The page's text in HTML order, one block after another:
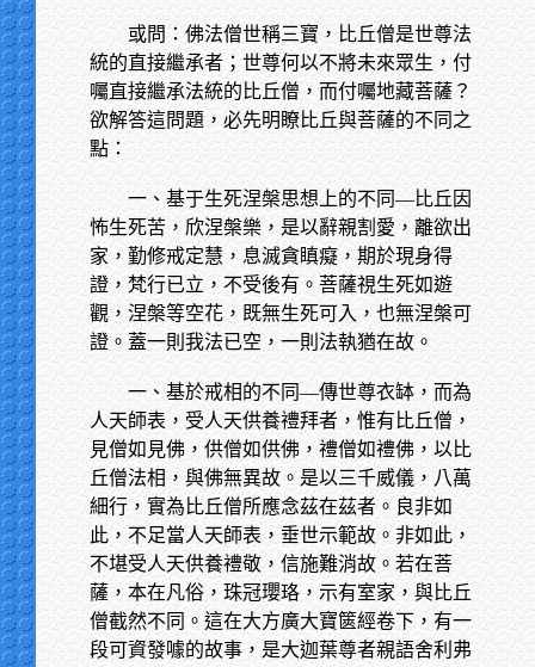
或問：佛法僧世稱三寶，比丘僧是世尊法
統的直接繼承者；世尊何以不將未來眾生，付
囑直接繼承法統的比丘僧，而付囑地藏菩薩？
欲解答這問題，必先明瞭比丘與菩薩的不同之
點：
一、基于生死涅槃思想上的不同—比丘因
怖生死苦，欣涅槃樂，是以辭親割愛，離欲出
家，勤修戒定慧，息滅貪瞋癡，期於現身得
證，梵行已立，不受後有。菩薩視生死如遊
觀，涅槃等空花，既無生死可入，也無涅槃可
證。蓋一則我法已空，一則法執猶在故。
一、基於戒相的不同—傳世尊衣缽，而為
人天師表，受人天供養禮拜者，惟有比丘僧，
見僧如見佛，供僧如供佛，禮僧如禮佛，以比
丘僧法相，與佛無異故。是以三千威儀，八萬
細行，實為比丘僧所應念茲在茲者。良非如
此，不足當人天師表，垂世示範故。非如此，
不堪受人天供養禮敬，信施難消故。若在菩
薩，本在凡俗，珠冠瓔珞，示有室家，與比丘
僧截然不同。這在大方廣大寶篋經卷下，有一
段可資發噱的故事，是大迦葉尊者親語舍利弗